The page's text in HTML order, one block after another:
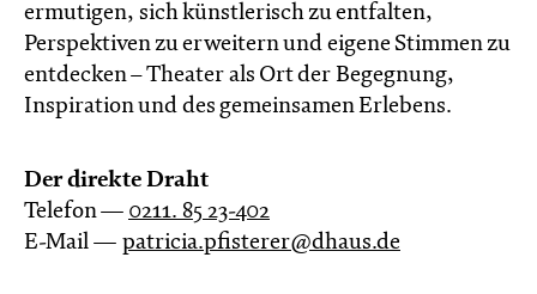
ermutigen, sich künstlerisch zu entfalten,
Perspektiven zu erweitern und eigene Stimmen zu
entdecken – Theater als Ort der Begegnung,
Inspiration und des gemeinsamen Erlebens.
Der direkte Draht
Telefon — 0211. 85 23-402
E-Mail — patricia.pfisterer@dhaus.de